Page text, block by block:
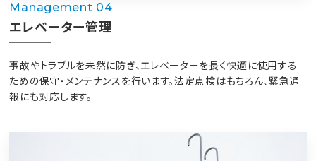
Management 04
エレベーター管理
事故やトラブルを未然に防ぎ、エレベーターを長く快適に使用する
ための保守・メンテナンスを行います。法定点検はもちろん、緊急通
報にも対応します。